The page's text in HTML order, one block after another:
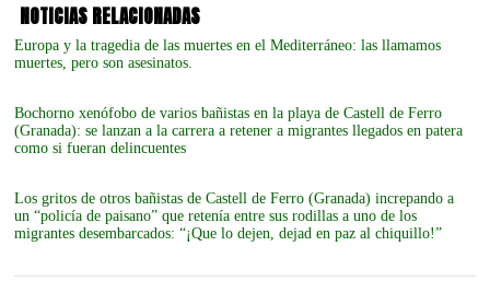
NOTICIAS RELACIONADAS
Europa y la tragedia de las muertes en el Mediterráneo: las llamamos
muertes, pero son asesinatos.
Bochorno xenófobo de varios bañistas en la playa de Castell de Ferro
(Granada): se lanzan a la carrera a retener a migrantes llegados en patera
como si fueran delincuentes
Los gritos de otros bañistas de Castell de Ferro (Granada) increpando a
un “policía de paisano” que retenía entre sus rodillas a uno de los
migrantes desembarcados: “¡Que lo dejen, dejad en paz al chiquillo!”